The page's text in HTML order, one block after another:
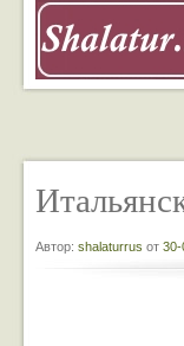
Автор: shalaturrus от 30-